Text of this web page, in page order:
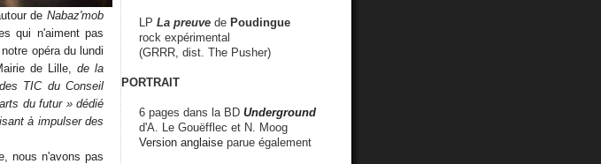
deNabaz'mob
qui n'aiment pas
opéra du lundi
de Lille,de la
TIC du Conseil
du futur » dédié
à impulser des
nous n'avons pas
LP La preuve de Poudingue
rock expérimental
(GRRR, dist. The Pusher)
PORTRAIT
6 pages dans la BD Underground
d'A. Le Gouëfflec et N. Moog
Version anglaise parue également